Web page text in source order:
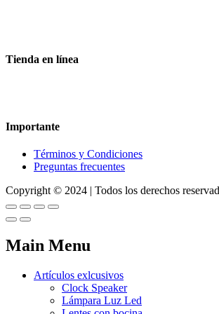
Tienda en línea
Importante
Términos y Condiciones
Preguntas frecuentes
Copyright © 2024 | Todos los derechos
Main Menu
Artículos exlcusivos
Clock Speaker
Lámpara Luz Led